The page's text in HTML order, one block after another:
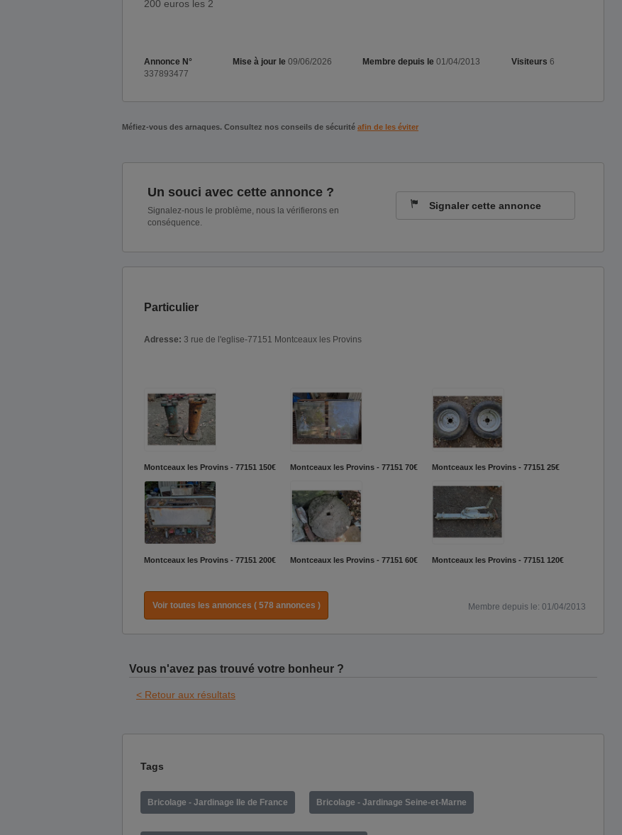
200 euros les 2
Annonce N°
337893477
Mise à jour le 09/06/2026 Membre depuis le 01/04/2013 Visiteurs 6
Méfiez-vous des arnaques. Consultez nos conseils de sécurité afin de les éviter
Un souci avec cette annonce ?
Signalez-nous le problème, nous la vérifierons en
conséquence.
Signaler cette annonce
Particulier
Adresse: 3 rue de l'eglise-77151 Montceaux les Provins
Montceaux les Provins - 77151 150€ Montceaux les Provins - 77151 70€ Montceaux les Provins - 77151 25€
Montceaux les Provins - 77151 200€ Montceaux les Provins - 77151 60€ Montceaux les Provins - 77151 120€
Voir toutes les annonces ( 578 annonces ) Membre depuis le: 01/04/2013
Vous n'avez pas trouvé votre bonheur ?
< Retour aux résultats
Tags
Bricolage - Jardinage Ile de France Bricolage - Jardinage Seine-et-Marne